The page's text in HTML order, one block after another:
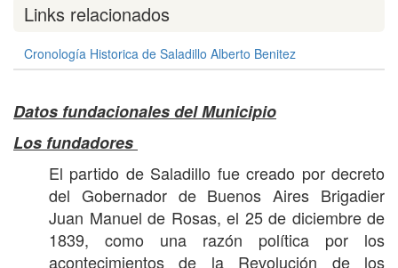
Links relacionados
Cronología Historica de Saladillo Alberto Benitez
Datos fundacionales del Municipio
Los fundadores
El partido de Saladillo fue creado por decreto
del Gobernador de Buenos Aires Brigadier
Juan Manuel de Rosas, el 25 de diciembre de
1839, como una razón política por los
acontecimientos de la Revolución de los